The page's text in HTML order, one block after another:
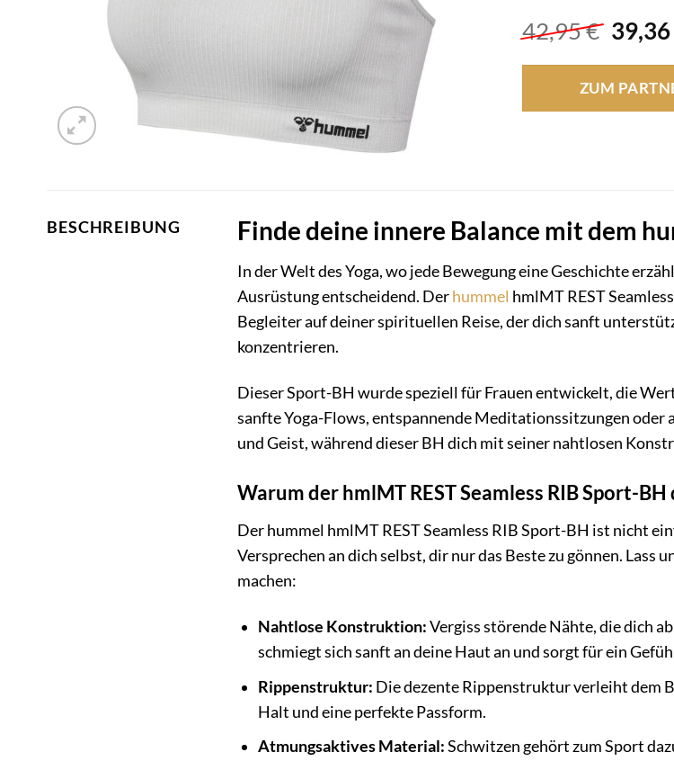
42,95€
Preis
war:
42,95
ZUM
BESCHREIBUNG Finde deine innere Balance mit dem
In der Welt des Yoga, wo jede Bewegung eine Geschichte
Ausrüstung entscheidend. Derhummel hmlMT REST
Begleiter auf deiner spirituellen Reise, der dich sanft
konzentrieren.
Dieser Sport-BH wurde speziell für Frauen entwickelt, die
sanfte Yoga-Flows, entspannende Meditationssitzungen
und Geist, während dieser BH dich mit seiner nahtlosen
Warum der hmlMT REST Seamless RIB Sport-
Der hummel hmlMT REST Seamless RIB Sport-BH ist nicht
Versprechen an dich selbst, dir nur das Beste zu gönnen. Lass
machen:
Nahtlose Konstruktion:Vergiss störende Nähte, die dich
schmiegt sich sanft an deine Haut an und sorgt für ein
Rippenstruktur: Die dezente Rippenstruktur verleiht dem
Halt und eine perfekte Passform.
Atmungsaktives Material:Schwitzen gehört zum Sport